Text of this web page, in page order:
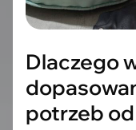
Dlaczego
potrzeb od